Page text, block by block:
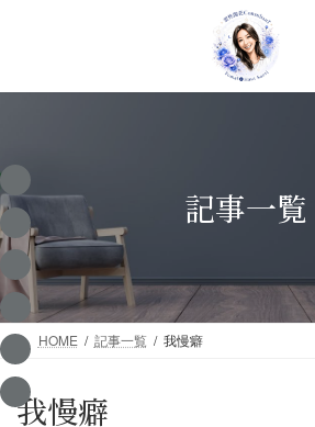
キ
ッ
プ
に
移
動
記事一覧
HOME 記事一覧 我慢癖
我慢癖